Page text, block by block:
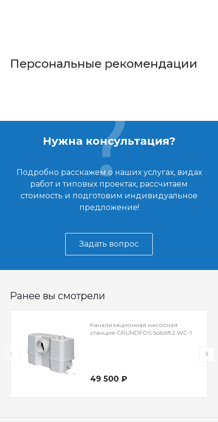
Персональные рекомендации
Нужна консультация?
Подробно расскажем о наших услугах, видах
работ и типовых проектах, рассчитаем
стоимость и подготовим индивидуальное
предложение!
Задать вопрос
Ранее вы смотрели
Канализационная насосная
станция GRUNDFOS Sololift2 WC-1
49 500 ₽